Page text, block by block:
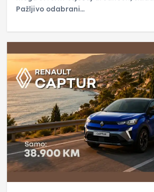
Pažljivo odabrani…